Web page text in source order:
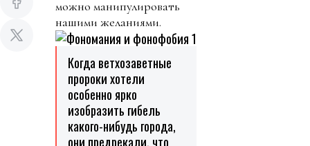
можно манипулировать
нашими желаниями.
Когда ветхозаветные
пророки хотели
особенно ярко
изобразить гибель
какого-нибудь города,
они предрекали, что